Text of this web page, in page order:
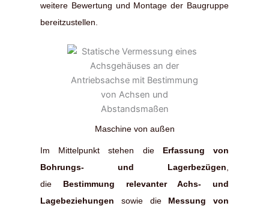
weitere Bewertung und Montage der Baugruppe
bereitzustellen.
Maschine von außen
Im Mittelpunkt stehen die Erfassung von
Bohrungs- und Lagerbezügen,
die Bestimmung relevanter Achs- und
Lagebeziehungen sowie die Messung von